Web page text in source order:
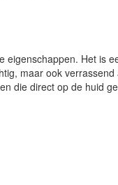
Het is
maar ook
die direct op de huid